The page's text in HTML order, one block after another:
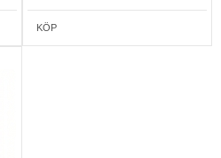
KÖP